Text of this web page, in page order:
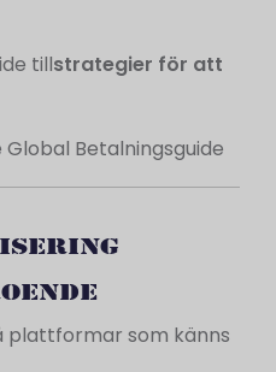
tillstrategier för att
Global Betalningsguide
plattformar som känns